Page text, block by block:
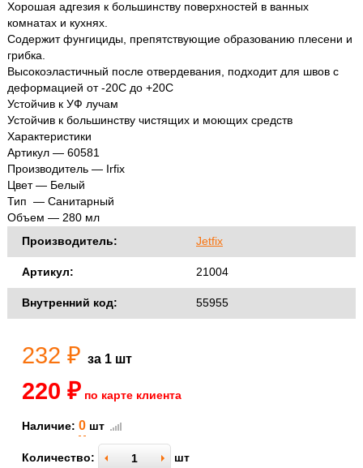
Хорошая адгезия к большинству поверхностей в ванных
комнатах и кухнях.
Содержит фунгициды, препятствующие образованию плесени и
грибка.
Высокоэластичный после отвердевания, подходит для швов с
деформацией от -20С до +20С
Устойчив к УФ лучам
Устойчив к большинству чистящих и моющих средств
Характеристики
Артикул — 60581
Производитель — Irfix
Цвет — Белый
Тип — Санитарный
Объем — 280 мл
Производитель:
Jetfix
Артикул: 21004
Внутренний код: 55955
232 ₽ за 1 шт
220 ₽ по карте клиента
Наличие: 0 шт
Количество: шт